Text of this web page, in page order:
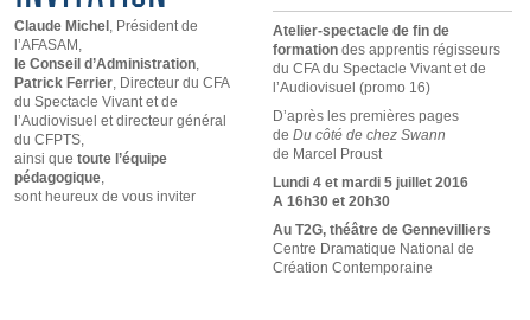
Claude Michel , Président de
l’AFASAM,
le Conseil d’Administration,
Patrick Ferrier, Directeur du CFA
du Spectacle Vivant et de
l’Audiovisuel et directeur général
du CFPTS,
ainsi que toute l’équipe
pédagogique,
sont heureux de vous inviter
Atelier-spectacle de fin de
formation des apprentis régisseurs
du CFA du Spectacle Vivant et de
l’Audiovisuel (promo 16)
D’après les premières pages
de Du côté de chez Swann
de Marcel Proust
Lundi 4 et mardi 5 juillet 2016
A 16h30 et 20h30
Au T2G, théâtre de Gennevilliers
Centre Dramatique National de
Création Contemporaine